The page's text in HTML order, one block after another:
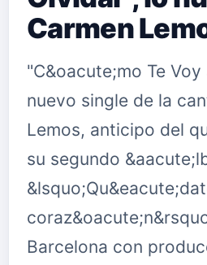
Carmen
"C&oacute;mo Te
nuevo single de la
Lemos, anticipo del
su segundo
Barcelona con